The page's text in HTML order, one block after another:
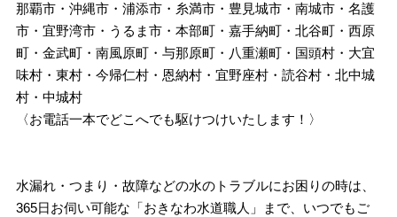
那覇市・沖縄市・浦添市・糸満市・豊見城市・南城市・名護
市・宜野湾市・うるま市・本部町・嘉手納町・北谷町・西原
町・金武町・南風原町・与那原町・八重瀬町・国頭村・大宜
味村・東村・今帰仁村・恩納村・宜野座村・読谷村・北中城
村・中城村
〈お電話一本でどこへでも駆けつけいたします！〉
水漏れ・つまり・故障などの水のトラブルにお困りの時は、
365日お伺い可能な「おきなわ水道職人」まで、いつでもご